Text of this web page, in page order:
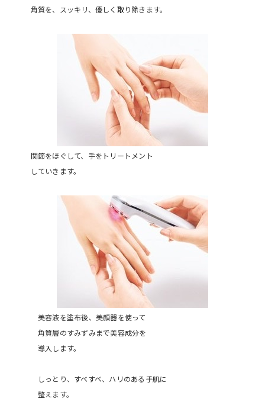
角質を、スッキリ、優しく取り除きます。
関節をほぐして、手をトリートメント
していきます。
美容液を塗布後、美顔器を使って
角質層のすみずみまで美容成分を
導入します。
しっとり、すべすべ、ハリのある手肌に
整えます。